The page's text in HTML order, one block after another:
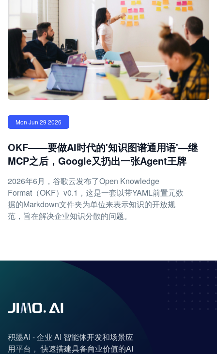
Mon Jun 29 2026
OKF——要做AI时代的'知识图谱通用语'—继
MCP之后，Google又扔出一张Agent王牌
2026年6月，谷歌云发布了Open Knowledge
Format（OKF）v0.1，这是一套以带YAML前置元数
据的Markdown文件夹为单位来表示知识的开放规
范，旨在解决企业知识分散的问题。
积墨AI - 企业 AI 智能体开发和场景应
用平台， 快速搭建具备商业价值的AI